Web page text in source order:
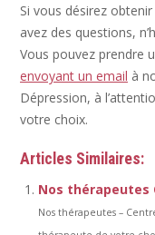
Si vous désirez
avez des questions,
Vous pouvez prendre
envoyant un email à
Dépression, à
votre choix.
Articles Similaires:
Nos thérapeutes
Nos thérapeutes –